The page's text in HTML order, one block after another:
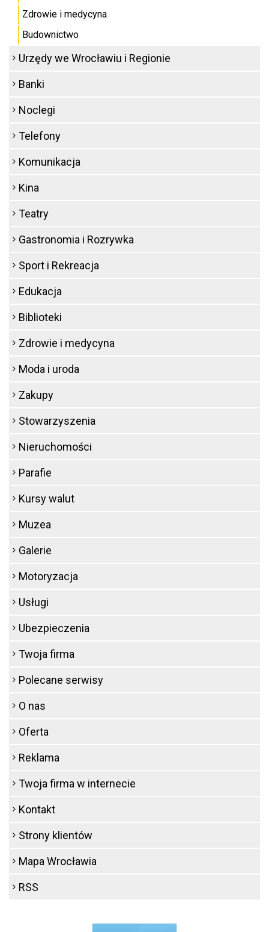
Zdrowie i medycyna
Budownictwo
Urzędy we Wrocławiu i Regionie
Banki
Noclegi
Telefony
Komunikacja
Kina
Teatry
Gastronomia i Rozrywka
Sport i Rekreacja
Edukacja
Biblioteki
Zdrowie i medycyna
Moda i uroda
Zakupy
Stowarzyszenia
Nieruchomości
Parafie
Kursy walut
Muzea
Galerie
Motoryzacja
Usługi
Ubezpieczenia
Twoja firma
Polecane serwisy
O nas
Oferta
Reklama
Twoja firma w internecie
Kontakt
Strony klientów
Mapa Wrocławia
RSS